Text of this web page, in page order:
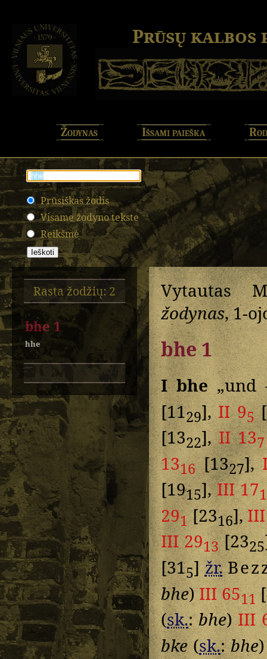
Prūsų kalbos
Žodynas Išsami paieška
Prūsiškas žodis
Visame žodyno tekste
Reikšmė
Rasta žodžių: 2
bhe 1
hhe
Vytautas
žodynas, 1-
bhe 1
I bhe„und
[1129],II 95
[1322],II 137
1316[1327],
[1915],III 17
291[2316],
III 2913[2325
[315]žr.
bhe)III 6511
(sk.:bhe)III
bke(sk.:bhe